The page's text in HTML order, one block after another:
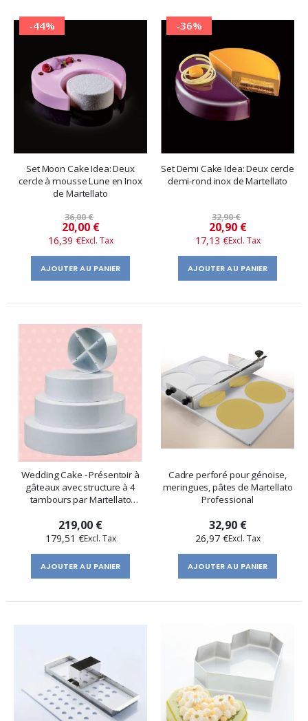
-44%
Set Moon Cake Idea: Deux
cercle à mousse Lune en Inox
de Martellato
36,00 €
Prix
​​
spécial
20,00 €
16,39 €
AJOUTER AU PANIER
-36%
Set Demi Cake Idea: Deux cercle
demi-rond inox de Martellato
32,90 €
Prix
​​
spécial
20,90 €
17,13 €
AJOUTER AU PANIER
Wedding Cake - Présentoir à
gâteaux avec structure à 4
tambours par Martellato
219,00 €
179,51 €
AJOUTER AU PANIER
Cadre perforé pour génoise,
meringues, pâtes de Martellato
Professional
32,90 €
26,97 €
AJOUTER AU PANIER